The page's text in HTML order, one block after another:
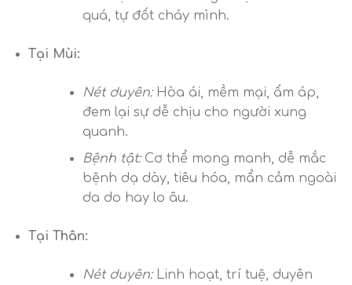
quá, tự đốt cháy mình.
Tại Mùi:
Nét duyên:Hòa ái, mềm mại, ấm áp,
đem lại sự dễ chịu cho người xung
quanh.
Bệnh tật:Cơ thể mong manh, dễ mắc
bệnh dạ dày, tiêu hóa, mẩn cảm ngoài
da do hay lo âu.
Tại Thân:
Nét duyên:Linh hoạt, trí tuệ, duyên